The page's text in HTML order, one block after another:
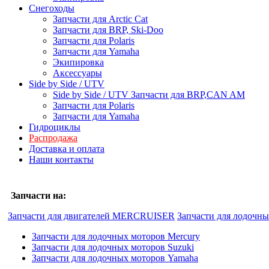
Снегоходы
Запчасти для Arctic Cat
Запчасти для BRP, Ski-Doo
Запчасти для Polaris
Запчасти для Yamaha
Экипировка
Аксессуары
Side by Side / UTV
Side by Side / UTV Запчасти для BRP,CAN AM
Запчасти для Polaris
Запчасти для Yamaha
Гидроциклы
Распродажа
Доставка и оплата
Наши контакты
Запчасти на:
Запчасти для двигателей MERCRUISER Запчасти для
Запчасти для лодочных моторов Mercury
Запчасти для лодочных моторов Suzuki
Запчасти для лодочных моторов Yamaha